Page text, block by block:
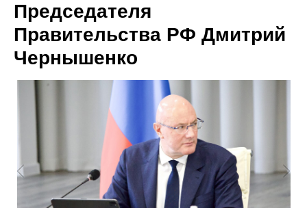
Председателя
Правительства РФ Дмитрий
Чернышенко